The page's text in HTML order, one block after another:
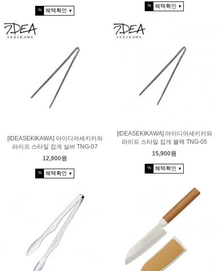
% 혜택확인 ▼
% 혜택확인 ▼
[IDEASEKIKAWA] 아이디어세키카와
라이프 스타일 집게 실버 TNG-07
12,900원
% 혜택확인 ▼
[IDEASEKIKAWA] 아이디어세키카와
라이프 스타일 집게 블랙 TNG-05
15,900원
% 혜택확인 ▼